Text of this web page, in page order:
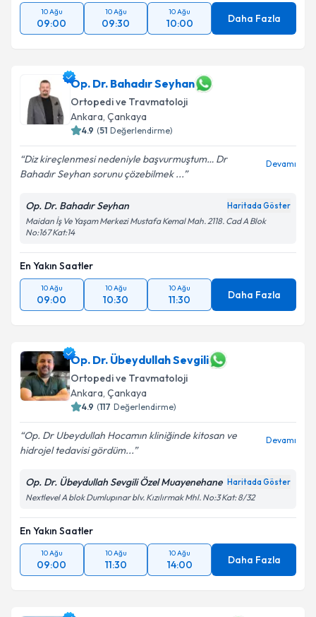
10 Ağu
09:00
10 Ağu
09:30
10 Ağu
10:00 Daha Fazla
Op. Dr. Bahadır Seyhan
Ortopedi ve Travmatoloji
Ankara, Çankaya
4.9 (51 Değerlendirme)
Diz kireçlenmesi nedeniyle başvurmuştum… Dr
Bahadır Seyhan sorunu çözebilmek ...
Devamı
Op. Dr. Bahadır Seyhan Haritada Göster
Maidan İş Ve Yaşam Merkezi Mustafa Kemal Mah. 2118. Cad A Blok
No:167 Kat:14
En Yakın Saatler
10 Ağu
09:00
10 Ağu
10:30
10 Ağu
11:30 Daha Fazla
Op. Dr. Übeydullah Sevgili
Ortopedi ve Travmatoloji
Ankara, Çankaya
4.9 (117 Değerlendirme)
Op. Dr Ubeydullah Hocamın kliniğinde kitosan ve
hidrojel tedavisi gördüm...
Devamı
Op. Dr. Übeydullah Sevgili Özel Muayenehane Haritada Göster
Nextlevel A blok Dumlupınar blv. Kızılırmak Mhl. No:3 Kat: 8/32
En Yakın Saatler
10 Ağu
09:00
10 Ağu
11:30
10 Ağu
14:00 Daha Fazla